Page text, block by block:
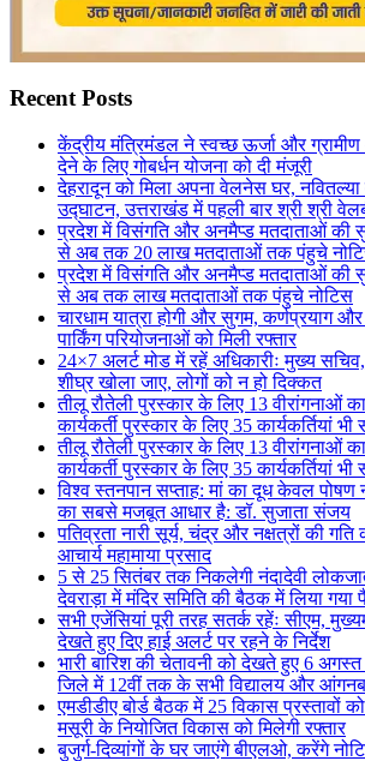
Recent Posts
केंद्रीय मंत्रिमंडल ने स्वच्छ ऊर्जा और ग्रामीण
देने के लिए गोबर्धन योजना को दी मंजूरी
देहरादून को मिला अपना वेलनेस घर,
उद्घाटन, उत्तराखंड में पहली बार श्री श्री
प्रदेश में विसंगति और अनमैप्ड मतदाताओं की
से अब तक 20 लाख मतदाताओं तक पंहुचे
प्रदेश में विसंगति और अनमैप्ड मतदाताओं की
से अब तक लाख मतदाताओं तक पंहुचे नोटिस
चारधाम यात्रा होगी और सुगम, कर्णप्रयाग
पार्किंग परियोजनाओं को मिली रफ्तार
24×7 अलर्ट मोड में रहें अधिकारीः मुख्य
शीघ्र खोला जाए, लोगों को न हो दिक्कत
तीलू रौतेली पुरस्कार के लिए 13 वीरांगनाओं
कार्यकर्ती पुरस्कार के लिए 35 कार्यकर्तियां भी
तीलू रौतेली पुरस्कार के लिए 13 वीरांगनाओं
कार्यकर्ती पुरस्कार के लिए 35 कार्यकर्तियां भी
विश्व स्तनपान सप्ताह: मां का दूध केवल पोषण
का सबसे मजबूत आधार है: डॉ. सुजाता संजय
पतिव्रता नारी सूर्य, चंद्र और नक्षत्रों की
आचार्य महामाया प्रसाद
5 से 25 सितंबर तक निकलेगी नंदादेवी लोकजात
देवराड़ा में मंदिर समिति की बैठक में लिया
सभी एजेंसियां पूरी तरह सतर्क रहेंः सीएम,
देखते हुए दिए हाई अलर्ट पर रहने के निर्देश
भारी बारिश की चेतावनी को देखते हुए 6
जिले में 12वीं तक के सभी विद्यालय और
एमडीडीए बोर्ड बैठक में 25 विकास प्रस्तावों
मसूरी के नियोजित विकास को मिलेगी रफ्तार
बुजुर्ग-दिव्यांगों के घर जाएंगे बीएलओ, करेंगे